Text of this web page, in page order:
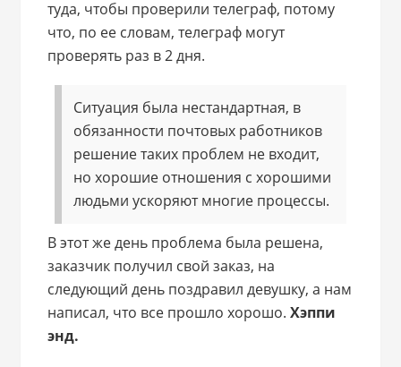
туда, чтобы проверили телеграф, потому
что, по ее словам, телеграф могут
проверять раз в 2 дня.
Ситуация была нестандартная, в
обязанности почтовых работников
решение таких проблем не входит,
но хорошие отношения с хорошими
людьми ускоряют многие процессы.
В этот же день проблема была решена,
заказчик получил свой заказ, на
следующий день поздравил девушку, а нам
написал, что все прошло хорошо.Хэппи
энд.